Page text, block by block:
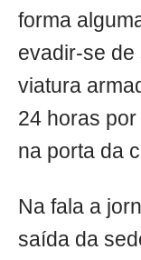
forma
evadir-se de
viatura
24 horas
na porta da
Na fala a
saída da